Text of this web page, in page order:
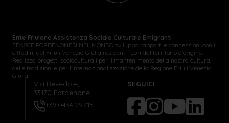
Ente Friulano Assistenza Sociale Culturale Emigranti
EFASCE PORDENONESI NEL MONDO sviluppa rapporti e connessioni con i
cittadini del Friuli Venezia Giulia residenti fuori dal territorio d’origine.
Realizza progetti socioculturali per il mantenimento della nostra cultura,
delle tradizioni e per l’internazionalizzazione della Regione Friuli Venezia
Giulia.
Via Revedole, 1
33170 Pordenone
+39.0434.29715
SEGUICI